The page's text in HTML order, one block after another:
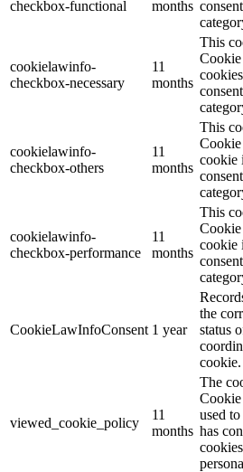
checkbox-functional months
cookielawinfo-
checkbox-necessary
11
months
This
cookielawinfo-
checkbox-others
11
months
This
cookie
cookielawinfo-
checkbox-performance
11
months
This
cookie
CookieLawInfoConsent 1 year
the
status
cookie.
viewed_cookie_policy
11
months
The
used
has